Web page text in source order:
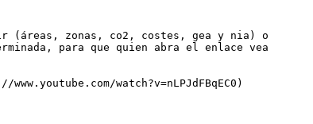
(áreas, zonas, co2, costes, gea y nia) o
para que quien abra el enlace vea
watch?v=nLPJdFBqEC0)